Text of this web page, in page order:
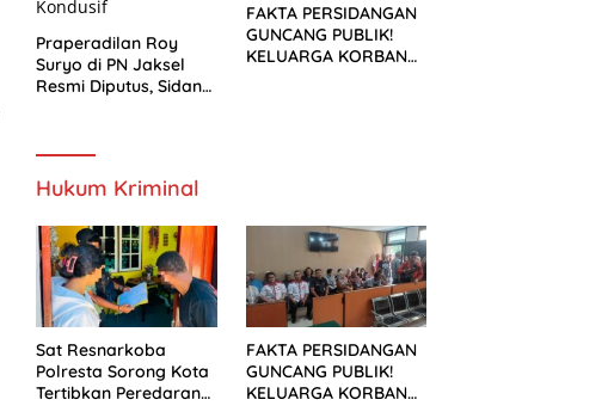
Praperadilan Roy
Suryo di PN Jaksel
Resmi Diputus, Sidang
FAKTA PERSIDANGAN
GUNCANG PUBLIK!
KELUARGA KORBAN
Hukum Kriminal
Sat Resnarkoba
Polresta Sorong Kota
Tertibkan Peredaran
FAKTA PERSIDANGAN
GUNCANG PUBLIK!
KELUARGA KORBAN